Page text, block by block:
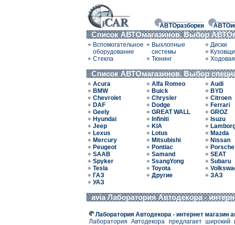
АВТОразборки
Список АВТОмагазинов. Выбор
Вспомогательное
оборудование
Выхлопные
системы
Диски
Стекла
Тюнинг Ходовая
Список АВТОмагазинов. Выбор
Acura Alfa Romeo Audi
BMW
Buick BYD
Chevrolet
Chrysler Citroen
DAF
Dodge Ferrari
Geely
GREAT WALL GROZ
Hyundai
Infiniti Isuzu
Jeep
KIA
Lexus
Lotus Mazda
Mercury
Mitsubishi Nissan
Peugeot
Pontiac Porsche
SAAB
Samand SEAT
Spyker
SsangYong Subaru
Tesla
Toyota
ГАЗ
Другие ЗАЗ
УАЗ
avia Лаборатория Автодекора -
Лаборатория Автодекора - интернет магазин
Лаборатория Автодекора предлагает